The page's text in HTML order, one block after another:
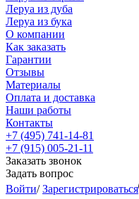
Леруа из дуба
Леруа из бука
О компании
Как заказать
Гарантии
Отзывы
Материалы
Оплата и доставка
Наши работы
Контакты
+7 (495) 741-14-81
+7 (915) 005-21-11
Заказать звонок
Задать вопрос
Войти/Зарегистрироваться